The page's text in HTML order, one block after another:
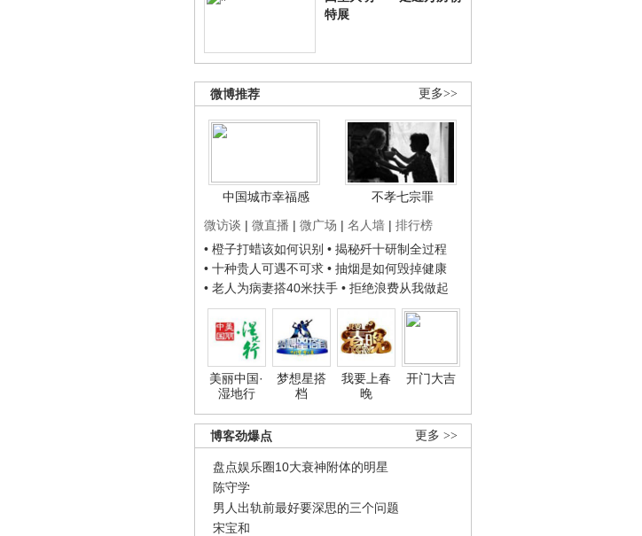
特展
更多>>
微博推荐
中国城市幸福感
不孝七宗罪
微访谈 | 微直播 | 微广场 | 名人墙 | 排行榜
• 橙子打蜡该如何识别 • 揭秘歼十研制全过程
• 十种贵人可遇不可求 • 抽烟是如何毁掉健康
• 老人为病妻搭40米扶手 • 拒绝浪费从我做起
美丽中国·
湿地行
梦想星搭
档
我要上春
晚
开门大吉
更多 >>
博客劲爆点
盘点娱乐圈10大衰神附体的明星
陈守学
男人出轨前最好要深思的三个问题
宋宝和